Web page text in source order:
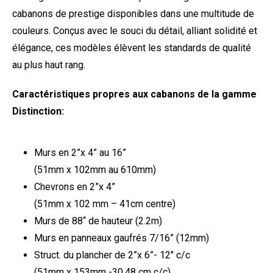
cabanons de prestige disponibles dans une multitude de
couleurs. Conçus avec le souci du détail, alliant solidité et
élégance, ces modèles élèvent les standards de qualité
au plus haut rang.
Caractéristiques propres aux cabanons de la gamme
Distinction:
Murs en 2”x 4” au 16”
(51mm x 102mm au 610mm)
Chevrons en 2”x 4”
(51mm x 102 mm – 41cm centre)
Murs de 88“ de hauteur (2.2m)
Murs en panneaux gaufrés 7/16” (12mm)
Struct. du plancher de 2”x 6”- 12″ c/c